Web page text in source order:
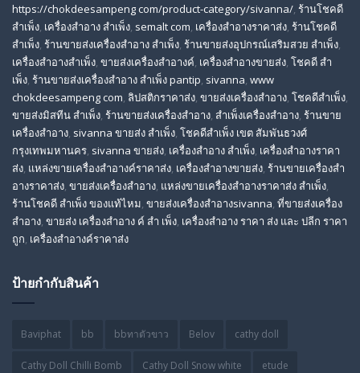
https://chokdeesampeng com/product-category/sivanna/, ร้านโชคดี
สําเพ็ง, เครื่องสำอาง สำเพ็ง, semalt com, เครื่องสำอางราคาส่ง, ร้านโชคดี
สำเพ็ง, ร้านขายส่งเครื่องสําอาง สําเพ็ง, ร้านขายส่งอุปกรณ์เสริมสวย สําเพ็ง,
เครื่องสำอางสำเพ็ง, ขายส่งเครื่องสำอางค์, เครื่องสำอางขายส่ง, โชคดี สํา
เพ็ง, ร้านขายส่งเครื่องสําอาง สําเพ็ง pantip, sivanna, www
chokdeesampeng com, ลิปสติกราคาส่ง, ขายส่งเครื่องสำอาง, โชคดีสำเพ็ง,
ขายส่งมิสทีน สําเพ็ง, ร้านขายส่งเครื่องสำอาง, สําเพ็งเครื่องสําอาง, ร้านขาย
เครื่องสำอาง, sivanna ขายส่ง สําเพ็ง, โชคดีสำเพ็ง เขต สัมพันธวงศ์
กรุงเทพมหานคร, sivanna ขายส่ง, เครื่องสําอาง สําเพ็ง, เครื่องสําอางราคา
ส่ง, แหล่งขายเครื่องสําอางค์ราคาส่ง, เครื่องสําอางขายส่ง, ร้านขายเครื่องสํา
อางราคาส่ง, ขายส่งเครื่องสําอาง, แหล่งขายเครื่องสําอางราคาส่ง สําเพ็ง,
ร้านโชคดี สําเพ็ง ของแท้ไหม, ขายส่งเครื่องสําอางsivanna, ที่ขายส่งเครื่อง
สําอาง, ขายส่ง เครื่องสำอาง ค์ สำ เพ็ง, เครื่องสำอาง ราคา ส่ง และ ปลีก ราคา
ถูก, เครื่องสำอางค์ราคาส่ง
ป้ายกำกับสินค้า
Baviphat bb bbทาตัวขาว Belov cathy doll
Cathy Doll Chilli Bomb Cathy Doll Snow white etude